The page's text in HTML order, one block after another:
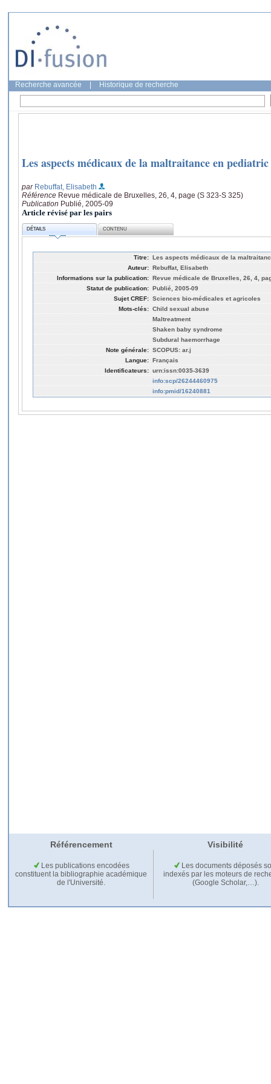
Recherche avancée Historique de recherche
Les aspects médicaux de la maltraitance en pediatric
par Rebuffat, Elisabeth
Référence Revue médicale de Bruxelles, 26, 4, page (S 323-S 325)
Publication Publié, 2005-09
Article révisé par les pairs
DÉTAILS CONTENU
Titre: Les aspects médicaux de la
Auteur: Rebuffat, Elisabeth
Informations sur la publication: Revue médicale de Bruxelles, 26, 4,
Statut de publication: Publié, 2005-09
Sujet CREF: Sciences bio-médicales et agricoles
Mots-clés: Child sexual abuse
Maltreatment
Shaken baby syndrome
Subdural haemorrhage
Note générale: SCOPUS: ar.j
Langue: Français
Identificateurs: urn:issn:0035-3639
info:scp/26244460975
info:pmid/16240881
Référencement Visibilité
Les publications encodées
constituent la bibliographie académique
de l'Université.
Les documents déposés
indexés par les moteurs de
(Google Scholar,…).